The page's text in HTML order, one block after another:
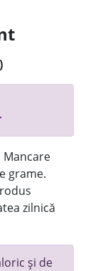
grame.
zilnică
și de